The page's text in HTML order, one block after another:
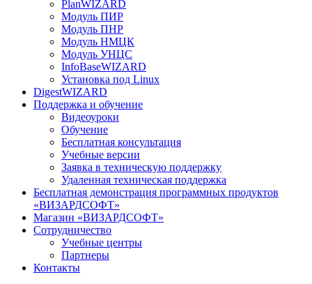
PlanWIZARD
Модуль ПИР
Модуль ПНР
Модуль НМЦК
Модуль УНЦС
InfoBaseWIZARD
Установка под Linux
DigestWIZARD
Поддержка и обучение
Видеоуроки
Обучение
Бесплатная консультация
Учебные версии
Заявка в техническую поддержку
Удаленная техническая поддержка
Бесплатная демонстрация программных продуктов
«ВИЗАРДСОФТ»
Магазин «ВИЗАРДСОФТ»
Сотрудничество
Учебные центры
Партнеры
Контакты